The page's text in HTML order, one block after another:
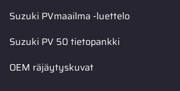
Suzuki PVmaailma -luettelo
Suzuki PV 50 tietopankki
OEM räjäytyskuvat